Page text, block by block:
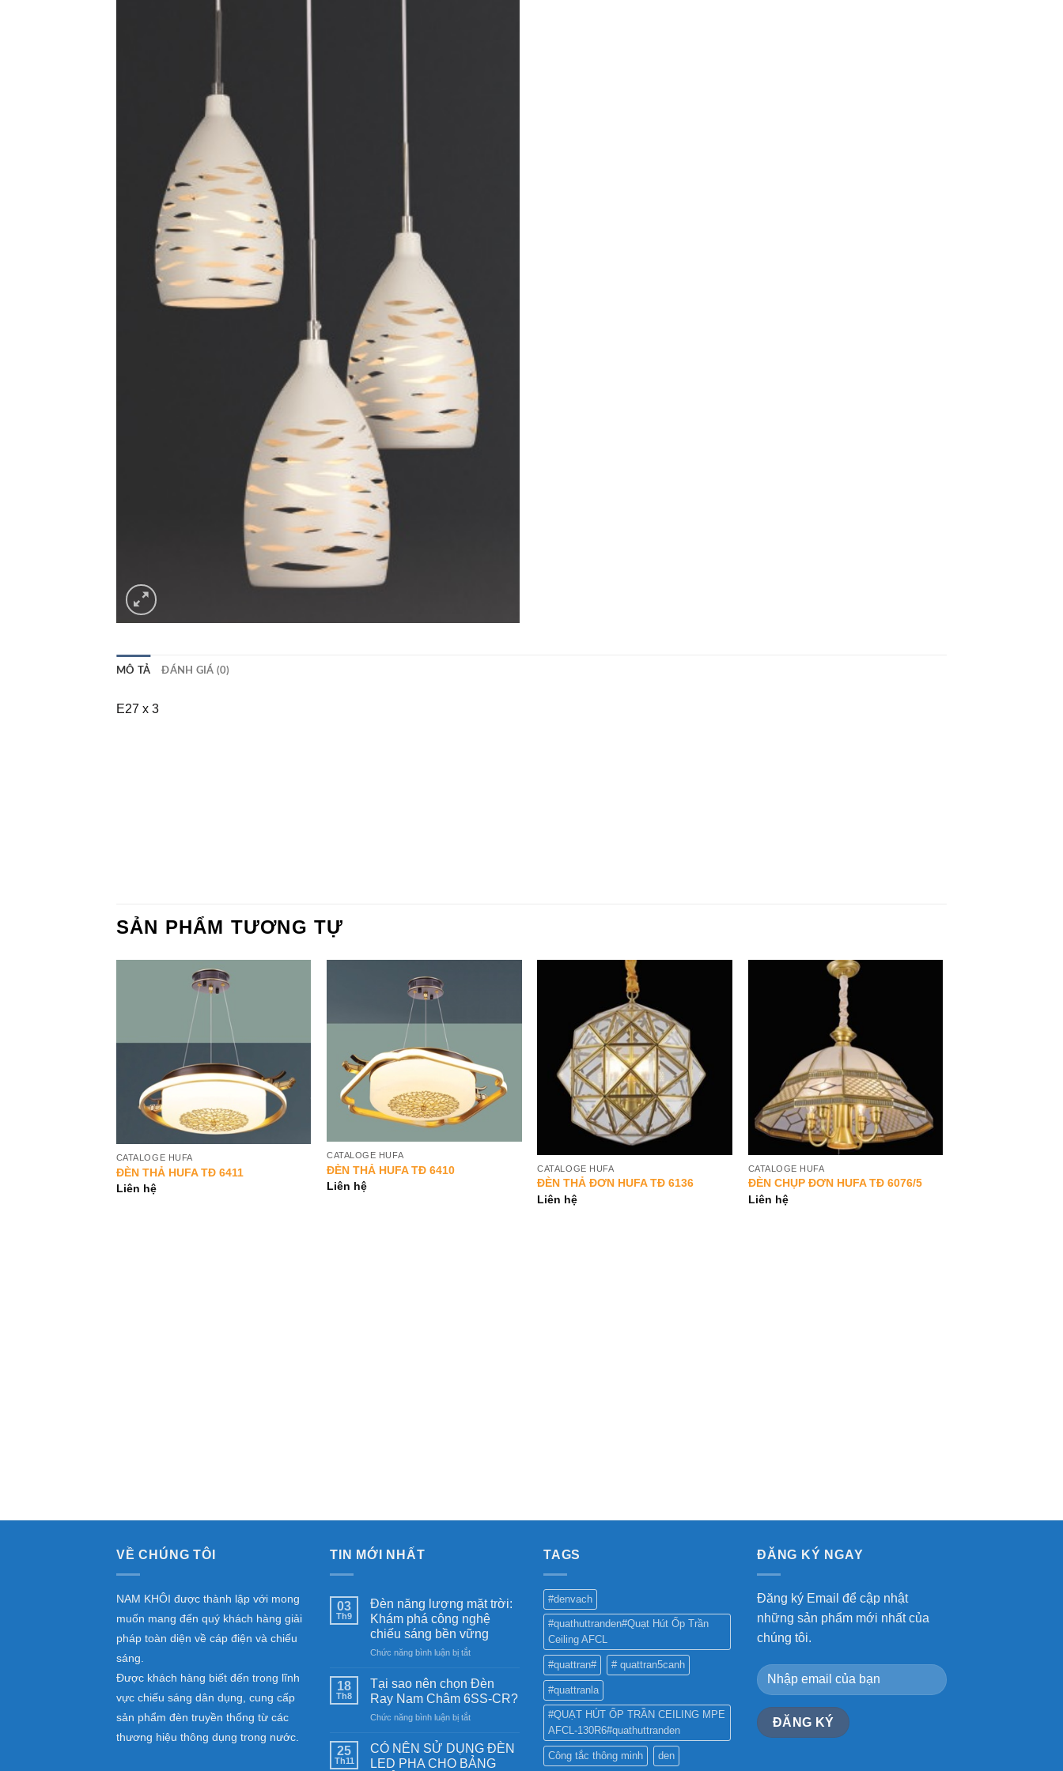
MÔ TẢ ĐÁNH GIÁ (0)
E27 x 3
SẢN PHẨM TƯƠNG TỰ
CATALOGE HUFA
ĐÈN THẢ HUFA TĐ 6411
Liên hệ
CATALOGE HUFA
ĐÈN THẢ HUFA TĐ 6410
Liên hệ
CATALOGE HUFA
ĐÈN THẢ ĐƠN HUFA TĐ 6136
Liên hệ
CATALOGE HUFA
ĐÈN CHỤP ĐƠN HUFA TĐ 6076/5
Liên hệ
VỀ CHÚNG TÔI
NAM KHÔI được thành lập với mong
muốn mang đến quý khách hàng giải
pháp toàn diện về cáp điện và chiếu
sáng.
Được khách hàng biết đến trong lĩnh
vực chiếu sáng dân dụng, cung cấp
sản phẩm đèn truyền thống từ các
thương hiệu thông dụng trong nước.
TIN MỚI NHẤT
03
Th9
Đèn năng lượng mặt trời:
Khám phá công nghệ
chiếu sáng bền vững
Chức năng bình luận bị tắtở
năng
lượng
mặt
trời:
phá
công
18
Th8
Tại sao nên chọn Đèn
Ray Nam Châm 6SS-CR?
Chức năng bình luận bị tắtở
sao
nên
25
Th11
CÓ NÊN SỬ DỤNG ĐÈN
LED PHA CHO BẢNG
TAGS
#denvach
#quathuttranden#Quạt Hút Ốp Trần
Ceiling AFCL
#quattran# # quattran5canh
#quattranla
#QUẠT HÚT ỐP TRẦN CEILING MPE
AFCL-130R6#quathuttranden
Công tắc thông minh den
ĐĂNG KÝ NGAY
Đăng ký Email để cập nhật
những sản phẩm mới nhất của
chúng tôi.